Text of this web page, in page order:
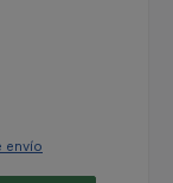
envío